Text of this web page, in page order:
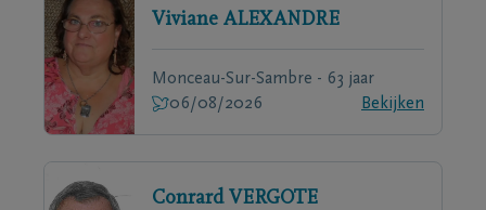
Viviane ALEXANDRE
Monceau-Sur-Sambre - 63 jaar
06/08/2026
Bekijken
Conrard VERGOTE